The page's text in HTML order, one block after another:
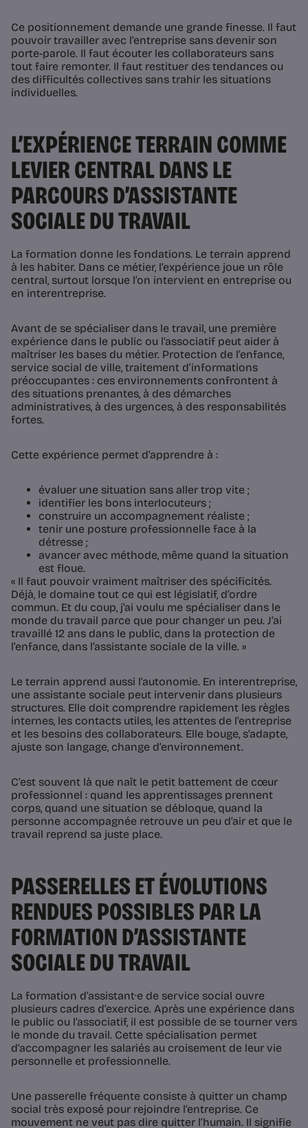
Ce positionnement demande une grande finesse. Il faut
pouvoir travailler avec l’entreprise sans devenir son
porte-parole. Il faut écouter les collaborateurs sans
tout faire remonter. Il faut restituer des tendances ou
des difficultés collectives sans trahir les situations
individuelles.
L’EXPÉRIENCE TERRAIN COMME
LEVIER CENTRAL DANS LE
PARCOURS D’ASSISTANTE
SOCIALE DU TRAVAIL
La formation donne les fondations. Le terrain apprend
à les habiter. Dans ce métier, l’expérience joue un rôle
central, surtout lorsque l’on intervient en entreprise ou
en interentreprise.
Avant de se spécialiser dans le travail, une première
expérience dans le public ou l’associatif peut aider à
maîtriser les bases du métier. Protection de l’enfance,
service social de ville, traitement d’informations
préoccupantes : ces environnements confrontent à
des situations prenantes, à des démarches
administratives, à des urgences, à des responsabilités
fortes.
Cette expérience permet d’apprendre à :
évaluer une situation sans aller trop vite ;
identifier les bons interlocuteurs ;
construire un accompagnement réaliste ;
tenir une posture professionnelle face à la
détresse ;
avancer avec méthode, même quand la situation
est floue.
« Il faut pouvoir vraiment maîtriser des spécificités.
Déjà, le domaine tout ce qui est législatif, d’ordre
commun. Et du coup, j’ai voulu me spécialiser dans le
monde du travail parce que pour changer un peu. J’ai
travaillé 12 ans dans le public, dans la protection de
l’enfance, dans l’assistante sociale de la ville. »
Le terrain apprend aussi l’autonomie. En interentreprise,
une assistante sociale peut intervenir dans plusieurs
structures. Elle doit comprendre rapidement les règles
internes, les contacts utiles, les attentes de l’entreprise
et les besoins des collaborateurs. Elle bouge, s’adapte,
ajuste son langage, change d’environnement.
C’est souvent là que naît le petit battement de cœur
professionnel : quand les apprentissages prennent
corps, quand une situation se débloque, quand la
personne accompagnée retrouve un peu d’air et que le
travail reprend sa juste place.
PASSERELLES ET ÉVOLUTIONS
RENDUES POSSIBLES PAR LA
FORMATION D’ASSISTANTE
SOCIALE DU TRAVAIL
La formation d’assistant·e de service social ouvre
plusieurs cadres d’exercice. Après une expérience dans
le public ou l’associatif, il est possible de se tourner vers
le monde du travail. Cette spécialisation permet
d’accompagner les salariés au croisement de leur vie
personnelle et professionnelle.
Une passerelle fréquente consiste à quitter un champ
social très exposé pour rejoindre l’entreprise. Ce
mouvement ne veut pas dire quitter l’humain. Il signifie